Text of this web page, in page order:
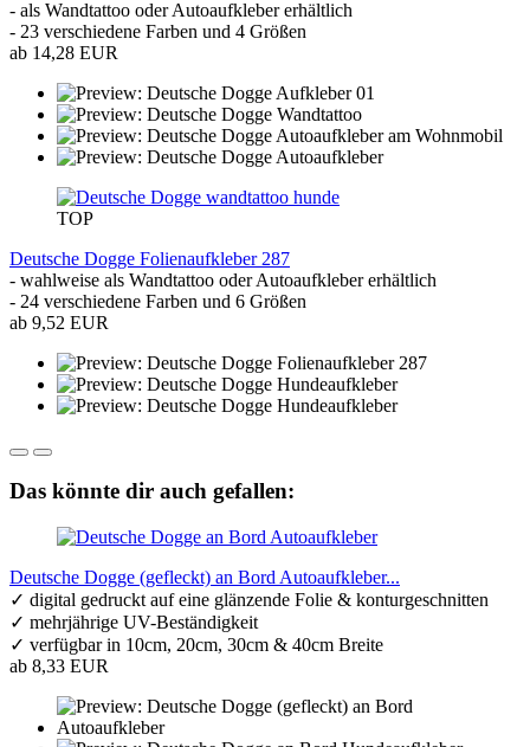
- als Wandtattoo oder Autoaufkleber erhältlich
- 23 verschiedene Farben und 4 Größen
ab 14,28 EUR
TOP
Deutsche Dogge Folienaufkleber 287
- wahlweise als Wandtattoo oder Autoaufkleber erhältlich
- 24 verschiedene Farben und 6 Größen
ab 9,52 EUR
Das könnte dir auch gefallen:
Deutsche Dogge (gefleckt) an Bord Autoaufkleber...
✓ digital gedruckt auf eine glänzende Folie & konturgeschnitten
✓ mehrjährige UV-Beständigkeit
✓ verfügbar in 10cm, 20cm, 30cm & 40cm Breite
ab 8,33 EUR